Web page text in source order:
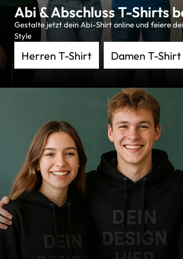
Abi & Abschluss T-Shirts
Gestalte jetzt dein Abi-Shirt online und feiere
Style
Herren T-Shirt Damen T-Shirt